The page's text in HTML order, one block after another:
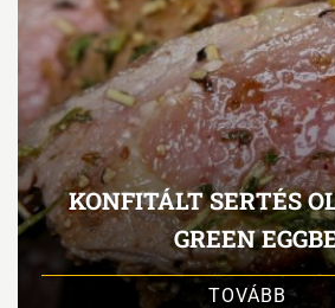
KONFITÁLT SERTÉS
GREEN
TOVÁBB